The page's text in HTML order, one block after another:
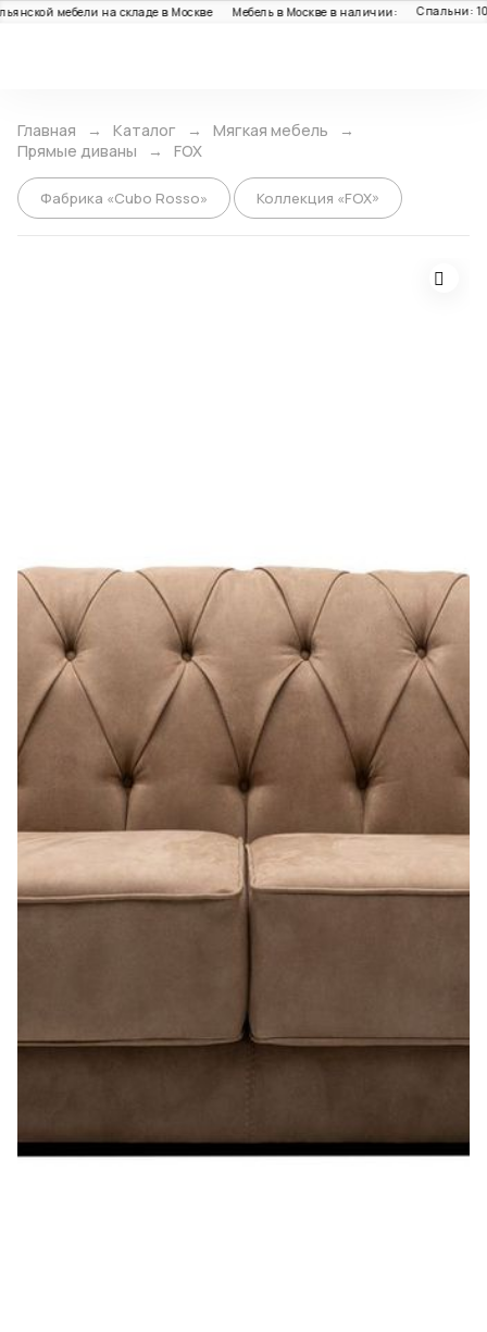
мебели на складе в Москве Мебель в Москве в наличии: Спальни:
Главная Каталог
Мягкая мебель
Прямые диваны
FOX
Фабрика «Cubo Rosso» Коллекция «FOX»